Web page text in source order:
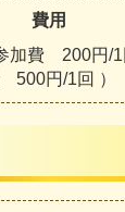
費用
加費 200円/1
500円/1回 ）